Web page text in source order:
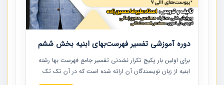
دوره آموزشی تفسیر فهرست‌بهای ابنیه بخش ششم
برای اولین بار پکیج تکرار نشدنی تفسیر جامع فهرست بها رشته
ابنیه از زبان نویسندگان آن ارائه شده است که در آن تک تک
ردیف ها و مطالب فهرست بها تفسیر و ارائه شده است. این